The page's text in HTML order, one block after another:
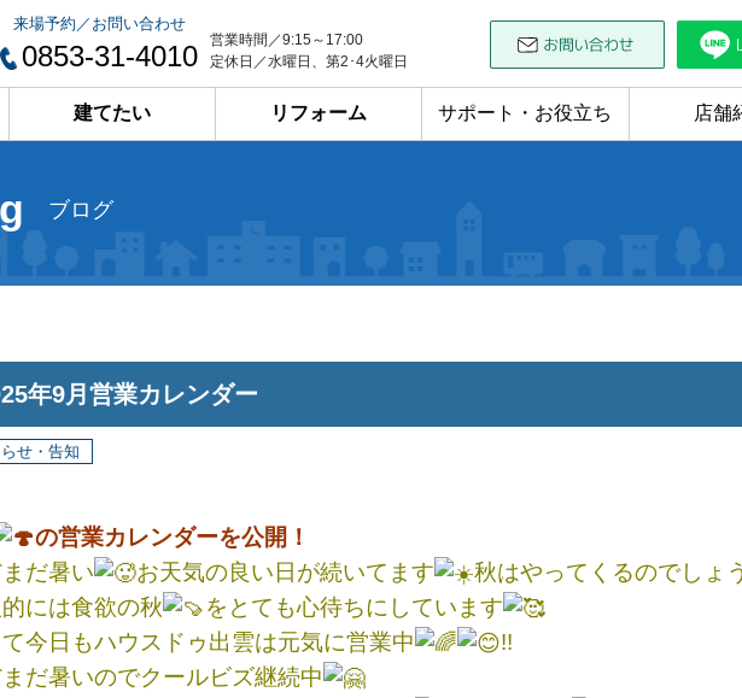
来場予約／お問い合わせ
0853-31-4010
営業時間／9:15～17:00
定休日／水曜日、第2･4火曜日
建てたい リフォーム サポート・お役立ち 店舗
ブログ
年9月営業カレンダー
せ・告知
の営業カレンダーを公開！
まだ暑い
お天気の良い日が続いてます
秋はやってくるのでしょ
には食欲の秋
をとても心待ちにしています
今日もハウスドゥ出雲は元気に営業中
!!
まだ暑いのでクールビズ継続中